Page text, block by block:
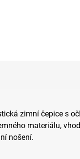
zimní čepice s
materiálu,
nošení.